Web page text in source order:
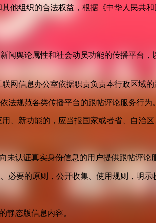
他组织的合法权益，根据《中华人民共
舆论属性和社会动员功能的传播平台
网信息办公室依据职责负责本行政区域
法规范各类传播平台的跟帖评论服务行为
、新功能的，应当报国家或者省、自治
未认证真实身份信息的用户提供跟帖评论
必要的原则，公开收集、使用规则，明
静态版信息内容。